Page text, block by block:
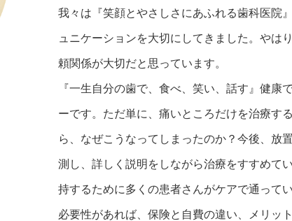
我々は『笑顔とやさしさにあふれる歯科医院
ュニケーションを大切にしてきました。やは
頼関係が大切だと思っています。
『一生自分の歯で、食べ、笑い、話す』健康
ーです。ただ単に、痛いところだけを治療す
ら、なぜこうなってしまったのか？今後、放
測し、詳しく説明をしながら治療をすすめて
持するために多くの患者さんがケアで通って
必要性があれば、保険と自費の違い、メリッ